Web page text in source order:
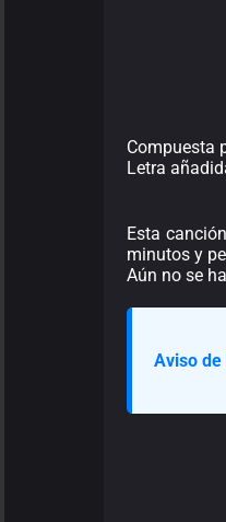
Compuesta
Letra
Esta
minutos y
Aún no se
Aviso de